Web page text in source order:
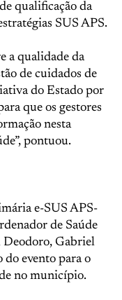
qualificação da
SUS APS.
a qualidade da
de cuidados de
do Estado por
que os gestores
nesta
pontuou.
e-SUS APS-
de Saúde
Gabriel
evento para o
no município.